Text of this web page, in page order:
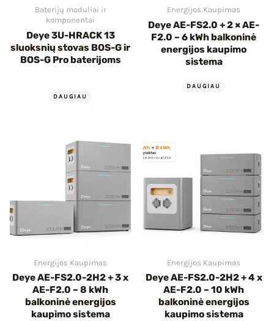
Baterijų moduliai ir
komponentai
Deye 3U-HRACK 13
sluoksnių stovas BOS-G ir
BOS-G Pro baterijoms
DAUGIAU
Energijos Kaupimas
Deye AE-FS2.0 + 2 × AE-
F2.0 – 6 kWh balkoninė
energijos kaupimo
sistema
DAUGIAU
Energijos Kaupimas
Deye AE-FS2.0-2H2 + 3 x
AE-F2.0 – 8 kWh
balkoninė energijos
kaupimo sistema
Energijos Kaupimas
Deye AE-FS2.0-2H2 + 4 x
AE-F2.0 – 10 kWh
balkoninė energijos
kaupimo sistema